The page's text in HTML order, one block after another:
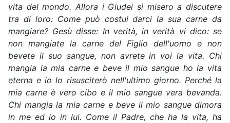
vita del mondo. Allora i Giudei si misero a discutere
tra di loro: Come può costui darci la sua carne da
mangiare? Gesù disse: In verità, in verità vi dico: se
non mangiate la carne del Figlio dell'uomo e non
bevete il suo sangue, non avrete in voi la vita. Chi
mangia la mia carne e beve il mio sangue ho la vita
eterna e io lo risusciterò nell'ultimo giorno. Perché la
mia carne è vero cibo e il mio sangue vera bevanda.
Chi mangia la mia carne e beve il mio sangue dimora
in me ed io in lui. Come il Padre, che ha la vita, ha